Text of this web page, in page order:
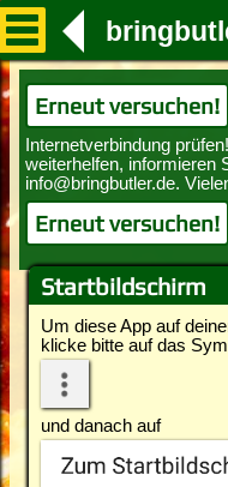
Startbildschirm
Um diese App auf
klicke bitte auf das
und danach auf
Erneut versuchen!
Erneut versuchen!